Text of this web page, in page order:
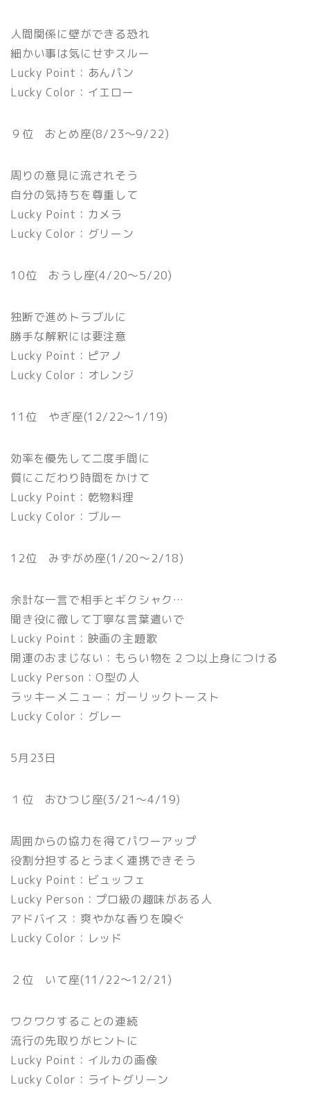
人間関係に壁ができる恐れ
細かい事は気にせずスルー
Lucky Point：あんパン
Lucky Color：イエロー
９位 おとめ座(8/23〜9/22)
周りの意見に流されそう
自分の気持ちを尊重して
Lucky Point：カメラ
Lucky Color：グリーン
10位 おうし座(4/20〜5/20)
独断で進めトラブルに
勝手な解釈には要注意
Lucky Point：ピアノ
Lucky Color：オレンジ
11位 やぎ座(12/22〜1/19)
効率を優先して二度手間に
質にこだわり時間をかけて
Lucky Point：乾物料理
Lucky Color：ブルー
12位 みずがめ座(1/20〜2/18)
余計な一言で相手とギクシャク…
聞き役に徹して丁寧な言葉遣いで
Lucky Point：映画の主題歌
開運のおまじない：もらい物を２つ以上身につける
Lucky Person：O型の人
ラッキーメニュー：ガーリックトースト
Lucky Color：グレー
5月23日
１位 おひつじ座(3/21〜4/19)
周囲からの協力を得てパワーアップ
役割分担するとうまく連携できそう
Lucky Point：ビュッフェ
Lucky Person：プロ級の趣味がある人
アドバイス：爽やかな香りを嗅ぐ
Lucky Color：レッド
２位 いて座(11/22〜12/21)
ワクワクすることの連続
流行の先取りがヒントに
Lucky Point：イルカの画像
Lucky Color：ライトグリーン